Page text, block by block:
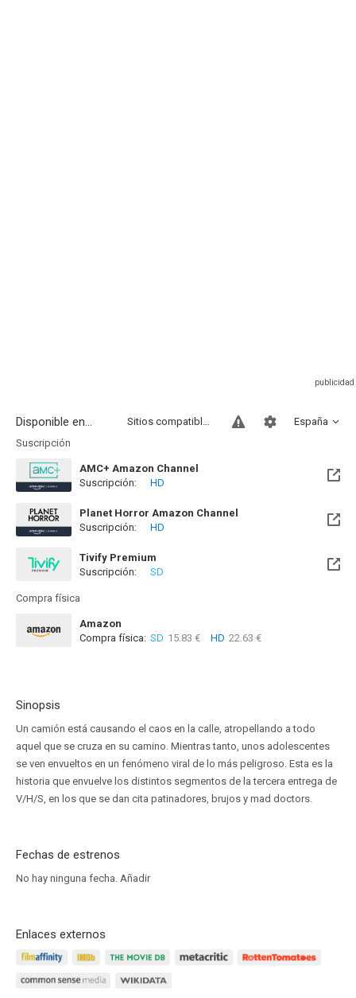
Disponible en... España
Sitios compatibles
Suscripción
AMC+ Amazon Channel
Suscripción:
HD
Planet Horror Amazon Channel
Suscripción:
HD
Tivify Premium
Disponible hasta el Mié, 30 Dic 2026 (Quedan 4 meses)
Suscripción: SD
Compra física
Amazon
Compra física: SD 15.83 € HD 22.63 €
Sinopsis
Un camión está causando el caos en la calle, atropellando a todo
aquel que se cruza en su camino. Mientras tanto, unos adolescentes
se ven envueltos en un fenómeno viral de lo más peligroso. Esta es la
historia que envuelve los distintos segmentos de la tercera entrega de
V/H/S, en los que se dan cita patinadores, brujos y mad doctors.
Fechas de estrenos
No hay ninguna fecha. Añadir
Enlaces externos